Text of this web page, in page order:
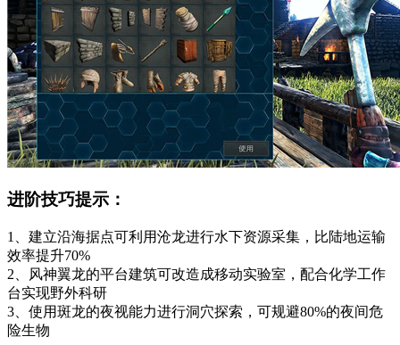
进阶技巧提示：
1、建立沿海据点可利用沧龙进行水下资源采集，比陆地运输
效率提升70%
2、风神翼龙的平台建筑可改造成移动实验室，配合化学工作
台实现野外科研
3、使用斑龙的夜视能力进行洞穴探索，可规避80%的夜间危
险生物